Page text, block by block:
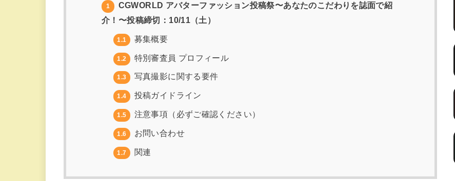
1
CGWORLD アバターファッション投稿祭〜あなたのこだわりを誌面で紹
介！〜投稿締切：10/11（土）
1.1 募集概要
1.2 特別審査員 プロフィール
1.3 写真撮影に関する要件
1.4 投稿ガイドライン
1.5 注意事項（必ずご確認ください）
1.6 お問い合わせ
1.7 関連